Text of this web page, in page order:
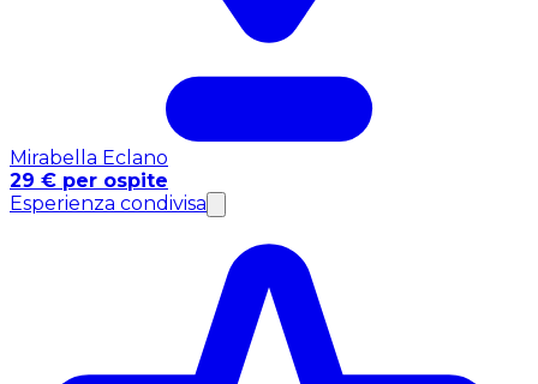
Mirabella Eclano
29 € per ospite
Esperienza condivisa